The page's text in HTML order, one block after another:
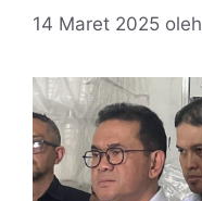
14 Maret 2025 oleh